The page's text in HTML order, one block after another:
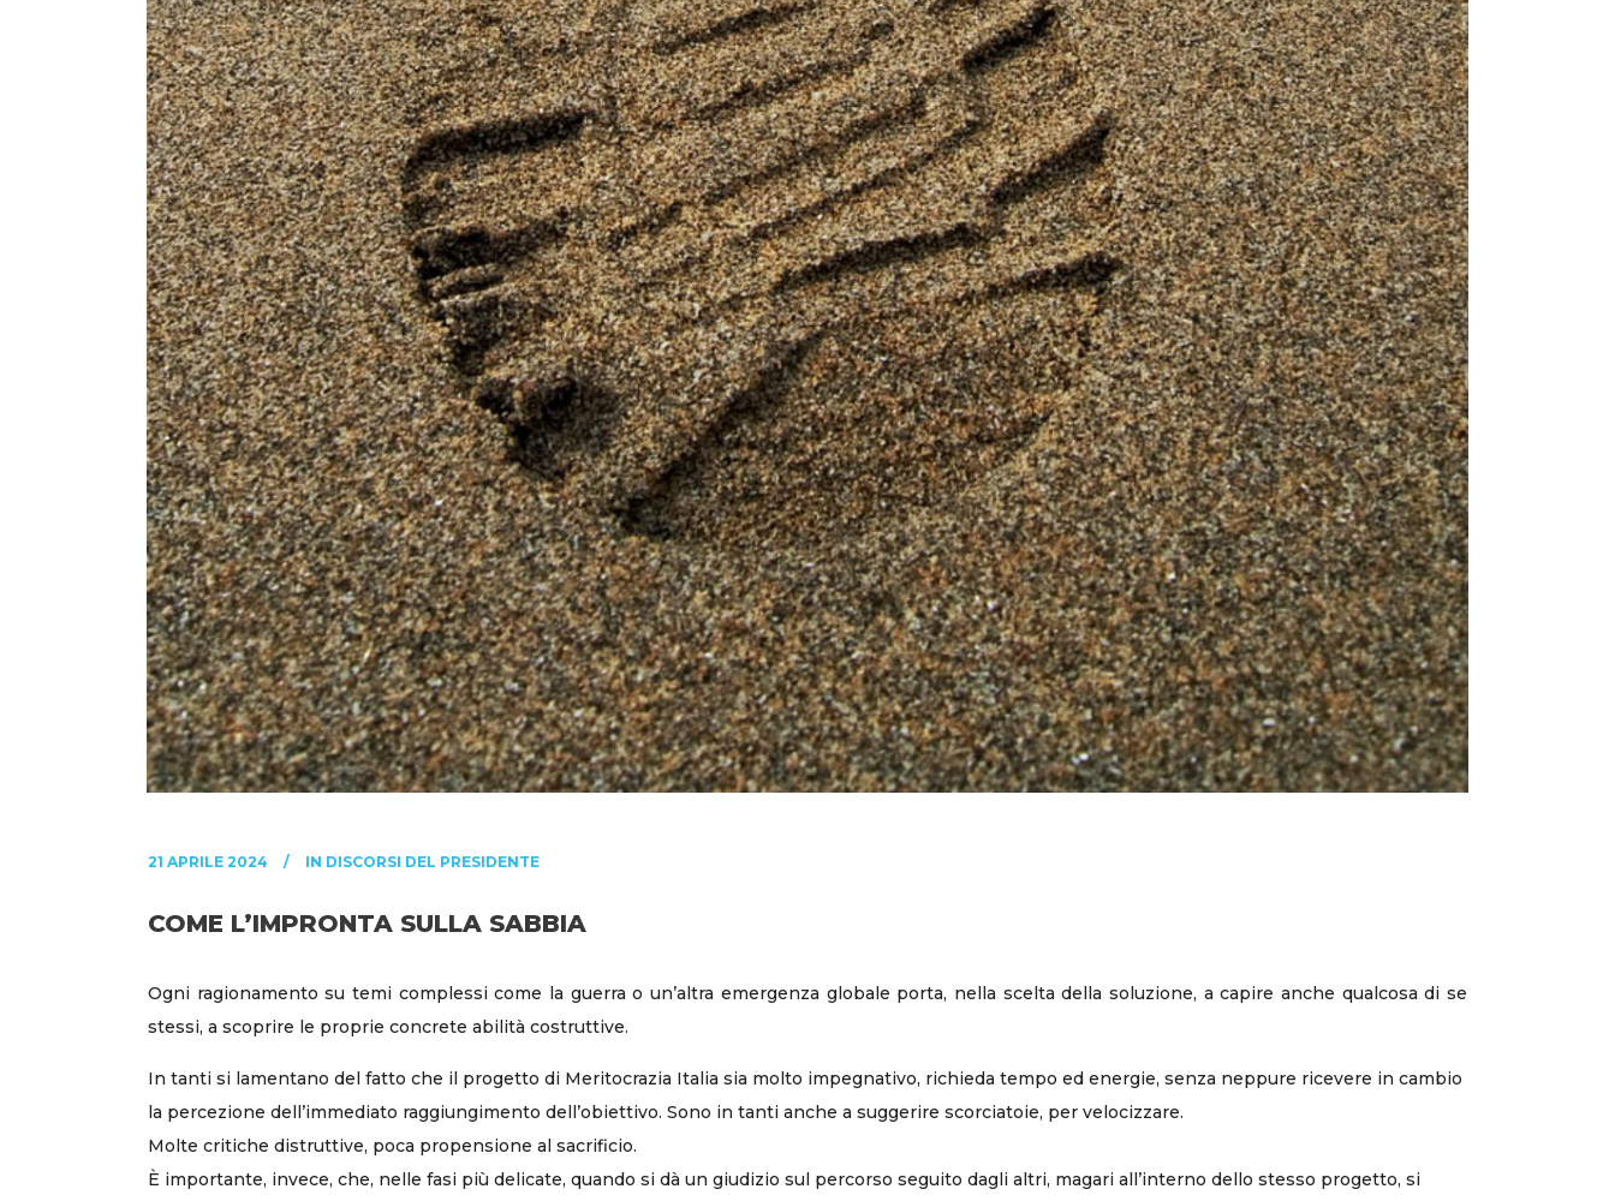
21 APRILE 2024 IN DISCORSI DEL PRESIDENTE
COME L’IMPRONTA SULLA SABBIA
Ogni ragionamento su temi complessi come la guerra o un’altra emergenza globale porta, nella scelta della soluzione, a capire anche qualcosa di se
stessi, a scoprire le proprie concrete abilità costruttive.
In tanti si lamentano del fatto che il progetto di Meritocrazia Italia sia molto impegnativo, richieda tempo ed energie, senza neppure ricevere in cambio
la percezione dell’immediato raggiungimento dell’obiettivo. Sono in tanti anche a suggerire scorciatoie, per velocizzare.
Molte critiche distruttive, poca propensione al sacrificio.
È importante, invece, che, nelle fasi più delicate, quando si dà un giudizio sul percorso seguito dagli altri, magari all’interno dello stesso progetto, si